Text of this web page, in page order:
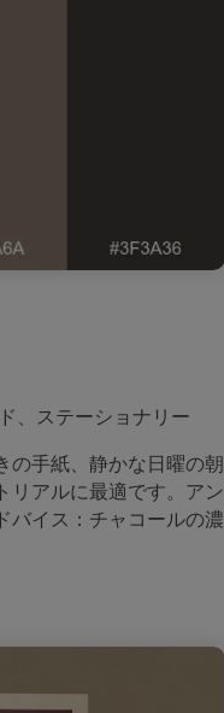
、ステーショナリー
の手紙、静かな日曜の朝
リアルに最適です。アン
バイス：チャコールの濃